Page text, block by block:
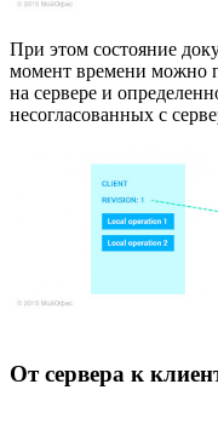
При этом состояние
момент времени можно
на сервере и
несогласованных с
От сервера к